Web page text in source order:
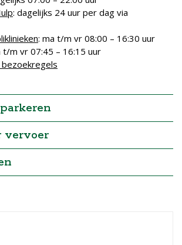
: dagelijks 24 uur per dag via
: ma t/m vr 08:00 – 16:30 uur
t/m vr 07:45 – 16:15 uur
vervoer